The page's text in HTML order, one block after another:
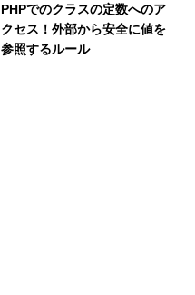
PHPでのクラスの定数へのア
クセス！外部から安全に値を
参照するルール